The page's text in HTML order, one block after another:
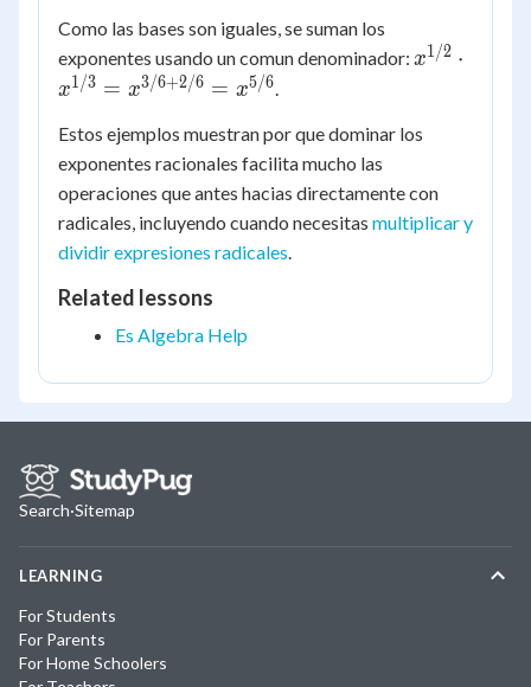
x^{1/3}
Como las bases son iguales, se suman los
exponentes usando un comun denominador: x^{1/2}
=
+ 2/6}
=
x1/2 ⋅
x1/3 = x3/6+2/6 = x5/6.
Estos ejemplos muestran por que dominar los
exponentes racionales facilita mucho las
operaciones que antes hacias directamente con
radicales, incluyendo cuando necesitas multiplicar y
dividir expresiones radicales.
Related lessons
Es Algebra Help
Search·Sitemap
LEARNING
For Students
For Parents
For Home Schoolers